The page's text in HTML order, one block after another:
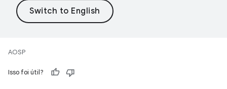
AOSP
Isso foi útil?